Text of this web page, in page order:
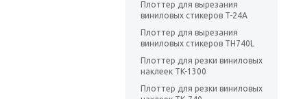
Плоттер для вырезания
виниловых стикеров T-24A
Плоттер для вырезания
виниловых стикеров TH740L
Плоттер для резки виниловых
наклеек TK-1300
Плоттер для резки виниловых